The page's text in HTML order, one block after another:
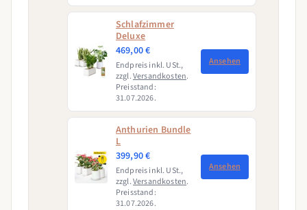
Schlafzimmer
Deluxe
469,00 €
Endpreis inkl. USt.,
zzgl.Versandkosten.
Preisstand:
31.07.2026.
Ansehen
Anthurien Bundle
L
399,90 €
Endpreis inkl. USt.,
zzgl.Versandkosten.
Preisstand:
31.07.2026.
Ansehen